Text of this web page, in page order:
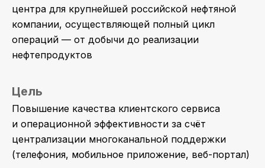
центра для крупнейшей российской нефтяной
компании, осуществляющей полный цикл
операций — от добычи до реализации
нефтепродуктов
Цель
Повышение качества клиентского сервиса
и операционной эффективности за счёт
централизации многоканальной поддержки
(телефония, мобильное приложение, веб-портал)